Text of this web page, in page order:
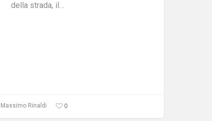
della strada, il…
Massimo Rinaldi 0